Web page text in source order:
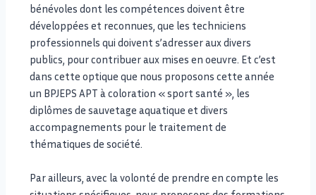
bénévoles dont les compétences doivent être
développées et reconnues, que les techniciens
professionnels qui doivent s’adresser aux divers
publics, pour contribuer aux mises en oeuvre. Et c’est
dans cette optique que nous proposons cette année
un BPJEPS APT à coloration « sport santé », les
diplômes de sauvetage aquatique et divers
accompagnements pour le traitement de
thématiques de société.
Par ailleurs, avec la volonté de prendre en compte les